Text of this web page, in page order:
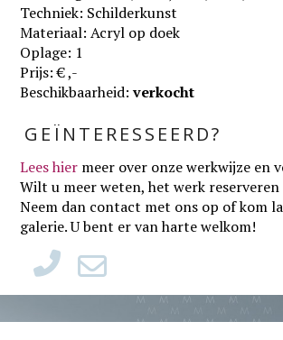
Techniek: Schilderkunst
Materiaal: Acryl op doek
Oplage: 1
Prijs: € ,-
Beschikbaarheid:verkocht
GEÏNTERESSEERD?
Lees hier meer over onze werkwijze en
Wilt u meer weten, het werk reserveren
Neem dan contact met ons op of kom
galerie. U bent er van harte welkom!